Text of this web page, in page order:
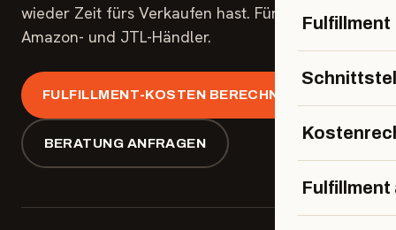
wieder Zeit fürs Verkaufen hast. Für Shopify-,
Amazon- und JTL-Händler.
FULFILLMENT-KOSTEN BERECHNEN
BERATUNG ANFRAGEN